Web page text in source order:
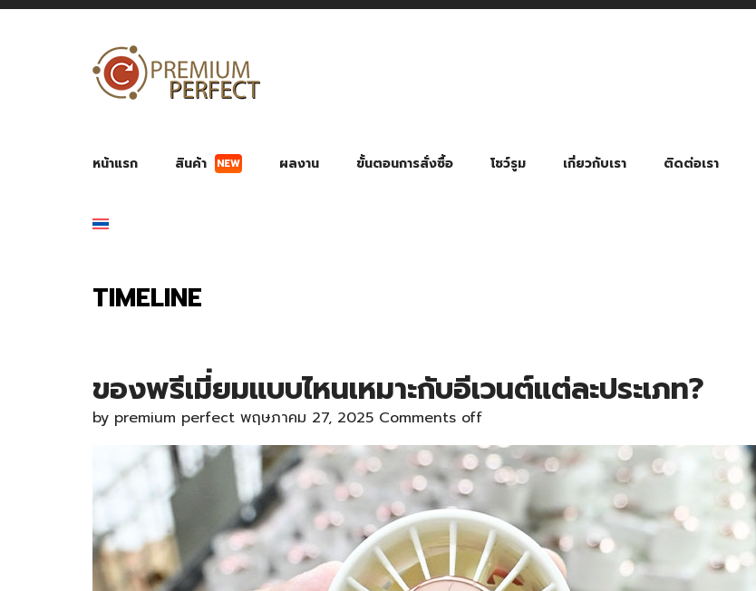
หน้าแรก สินค้า NEW ผลงาน ขั้นตอนการสั่งซื้อ โชว์รูม เกี่ยวกับเรา ติดต่อเรา
TIMELINE
ของพรีเมี่ยมแบบไหนเหมาะกับอีเวนต์แต่ละประเภท?
by premium perfect พฤษภาคม 27, 2025 Comments off